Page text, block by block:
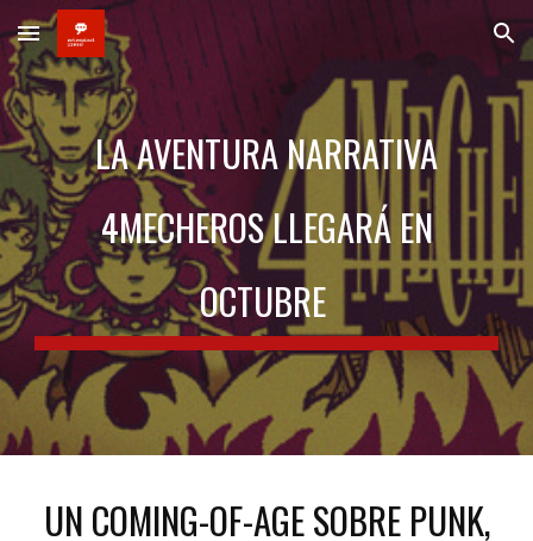
Skip to main content Skip to navigation
LA AVENTURA NARRATIVA
4MECHEROS LLEGARÁ EN
OCTUBRE
UN COMING-OF-AGE SOBRE PUNK,